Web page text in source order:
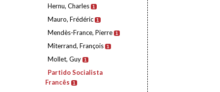
Hernu, Charles 1
Mauro, Frédéric 1
Mendès-France, Pierre 1
Miterrand, François 1
Mollet, Guy 1
Partido Socialista
Francês
1